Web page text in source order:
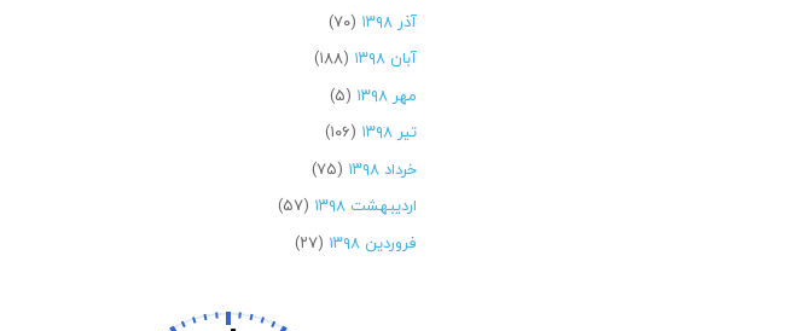
آذر ۱۳۹۸
(۷۰)
آبان ۱۳۹۸
(۱۸۸)
مهر ۱۳۹۸
(۵)
تیر ۱۳۹۸
(۱۰۶)
خرداد ۱۳۹۸
(۷۵)
اردیبهشت ۱۳۹۸
(۵۷)
فروردین ۱۳۹۸
(۲۷)